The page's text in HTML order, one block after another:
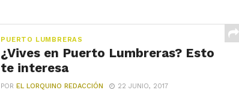
PUERTO LUMBRERAS
¿Vives en Puerto Lumbreras? Esto
te interesa
POREL LORQUINO REDACCIÓN 22 JUNIO, 2017